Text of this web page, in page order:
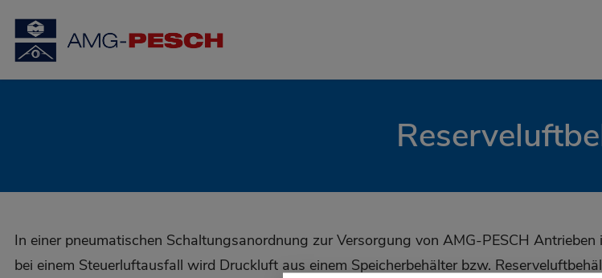
In einer pneumatischen Schaltungsanordnung zur Versorgung von AMG-PESCH Antrieben
bei einem Steuerluftausfall wird Druckluft aus einem Speicherbehälter bzw.